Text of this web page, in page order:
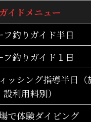
ガイドメニュー
フ釣りガイド半日
フ釣りガイド１日
ッシング指導半日（
設利用料別）
で体験ダイビング